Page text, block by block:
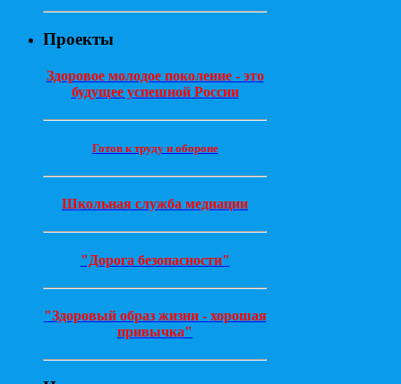
Проекты
Здоровое молодое поколение - это
будущее успешной России
Готов к труду и обороне
Школьная служба медиации
"Дорога безопасности"
"Здоровый образ жизни - хорошая
привычка"